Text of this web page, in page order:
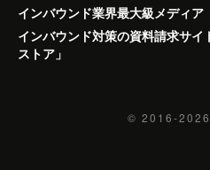
インバウンド業界最大級メディア
インバウンド対策の資料請求サ
ストア」
© 2016-2026